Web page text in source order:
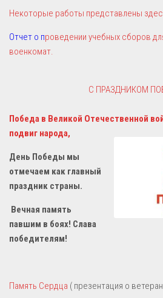
Некоторые работы представлены
Отчет о проведении учебных сборов
военкомат.
C ПРАЗДНИКОМ
Победа в Великой Отечественной
подвиг народа,
День Победы мы
отмечаем как главный
праздник страны.
Вечная память
павшим в боях! Слава
победителям!
Память Сердца ( презентация о